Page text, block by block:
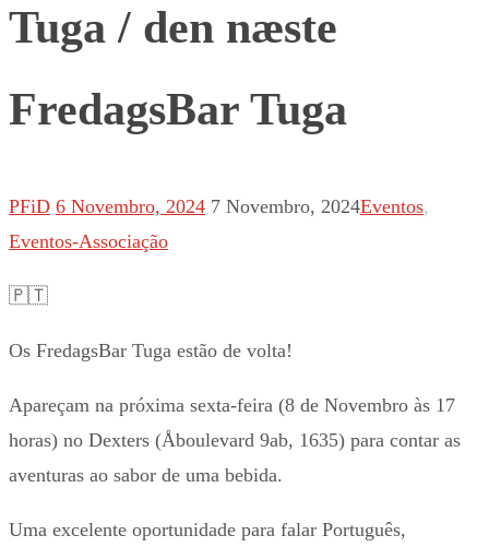
Tuga / den næste
FredagsBar Tuga
PFiD 6 Novembro, 2024 7 Novembro, 2024Eventos,
Eventos-Associação
🇵🇹
Os FredagsBar Tuga estão de volta!
Apareçam na próxima sexta-feira (8 de Novembro às 17
horas) no Dexters (Åboulevard 9ab, 1635) para contar as
aventuras ao sabor de uma bebida.
Uma excelente oportunidade para falar Português,